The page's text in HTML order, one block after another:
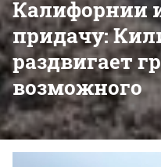
Калифорнии
придачу:
раздвигает
возможного